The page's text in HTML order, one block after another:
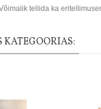
tellida ka
KATEGOORIAS: